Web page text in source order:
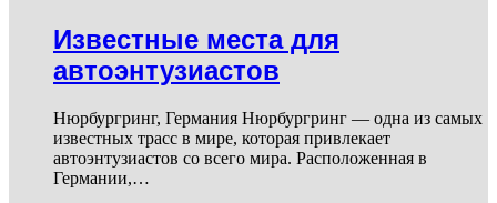
Известные места для
автоэнтузиастов
Нюрбургринг, Германия Нюрбургринг — одна из самых
известных трасс в мире, которая привлекает
автоэнтузиастов со всего мира. Расположенная в
Германии,…